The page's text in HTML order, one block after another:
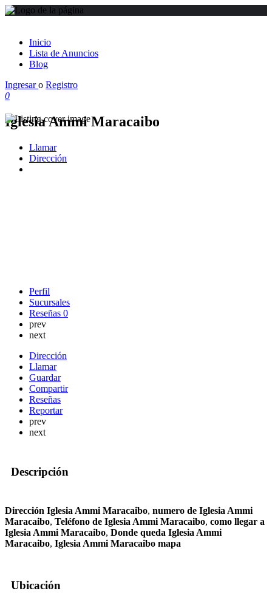
Inicio
Lista de Anuncios
Blog
Ingresaro Registro
0
Iglesia Ammi Maracaibo
Llamar
Dirección
Perfil
Sucursales
Reseñas 0
prev
next
Dirección
Llamar
Guardar
Compartir
Reseñas
Reportar
prev
next
Descripción
Dirección Iglesia Ammi Maracaibo, numero de Iglesia Ammi
Maracaibo, Teléfono de Iglesia Ammi Maracaibo, como llegar a
Iglesia Ammi Maracaibo, Donde queda Iglesia Ammi
Maracaibo, Iglesia Ammi Maracaibo mapa
Ubicación